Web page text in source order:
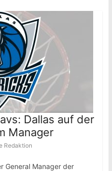
Dallas auf der
Manager
Redaktion
General Manager der